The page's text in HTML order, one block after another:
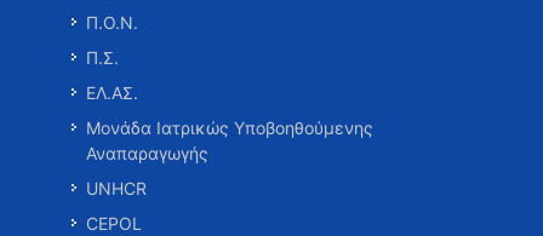
Π.Ο.Ν.
Π.Σ.
ΕΛ.ΑΣ.
Μονάδα Ιατρικώς Υποβοηθούμενης
Αναπαραγωγής
UNHCR
CEPOL